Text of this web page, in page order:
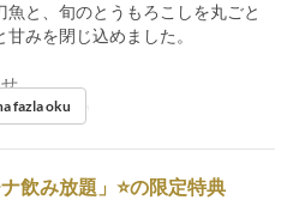
と、旬のとうもろこしを丸ごと
みを閉じ込めました。
。
店内
fazla oku
飲み放題」⭐の限定特典